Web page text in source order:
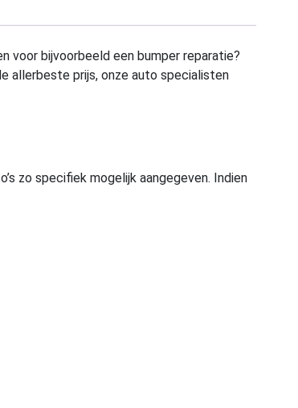
voor bijvoorbeeld een bumper reparatie?
allerbeste prijs, onze auto specialisten
zo specifiek mogelijk aangegeven. Indien